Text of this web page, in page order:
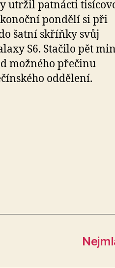
utržil patnácti
pondělí si při
šatní skříňky svůj
S6. Stačilo pět
možného přečinu
oddělení.